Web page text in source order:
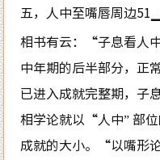
五，人中至嘴唇周边
相书有云：“子息看人
中年期的后半部分，正
已进入成就完整期，子
相学论就以“人中” 部
成就的大小。“以嘴形